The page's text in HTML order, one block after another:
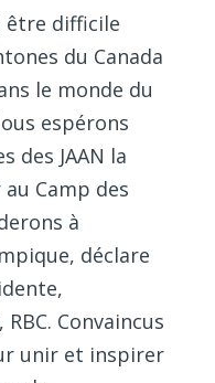
être difficile
du Canada
le monde du
espérons
des JAAN la
Camp des
à
déclare
Convaincus
unir et inspirer